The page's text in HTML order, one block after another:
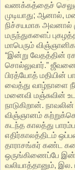
வணக்கத்தைச்
முடியாது; ஆனால்,
நிச்சயமாக அவனால்
மருந்துகளைப்
மாபெரும்
“இன்று வேதத்தின்
சொல்லுவார்.”
பிரத்யோத் மதியின்
வைத்து வாழ்நாளை
மனைவி மஞ்சுவின்
நாடுகிறான்.
விஞ்ஞானம்
கடந்த காலத்து
எதிர்காலத்திடம்
தாராசங்கர் கண்ட
ஒருங்கிணைப்பே
வலியாத்தானும், இல.